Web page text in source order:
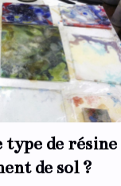
de résine
de sol ?